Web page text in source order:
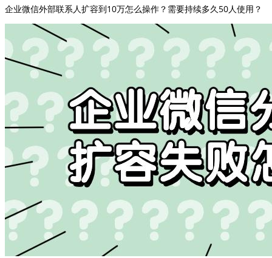
企业微信外部联系人扩容到10万怎么操作？需要持续多久50人使用？